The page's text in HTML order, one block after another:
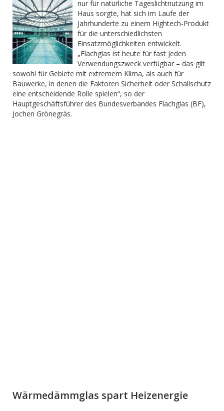
nur für natürliche Tageslichtnutzung im
Haus sorgte, hat sich im Laufe der
Jahrhunderte zu einem Hightech-Produkt
für die unterschiedlichsten
Einsatzmöglichkeiten entwickelt.
„Flachglas ist heute für fast jeden
Verwendungszweck verfügbar – das gilt
sowohl für Gebiete mit extremem Klima, als auch für
Bauwerke, in denen die Faktoren Sicherheit oder Schallschutz
eine entscheidende Rolle spielen“, so der
Hauptgeschäftsführer des Bundesverbandes Flachglas (BF),
Jochen Grönegräs.
Wärmedämmglas spart Heizenergie